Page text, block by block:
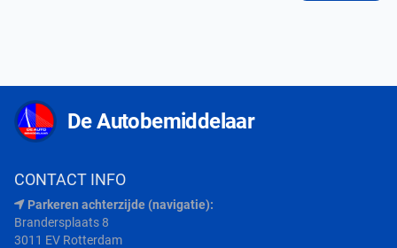
De Autobemiddelaar
CONTACT INFO
Parkeren achterzijde (navigatie):
Brandersplaats 8
3011 EV Rotterdam